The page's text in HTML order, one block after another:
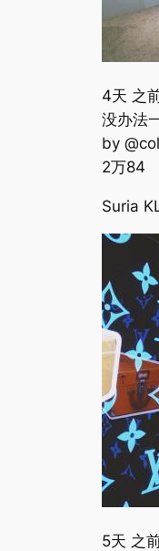
4天 之
没办法
by
2万84
Suria
5天 之